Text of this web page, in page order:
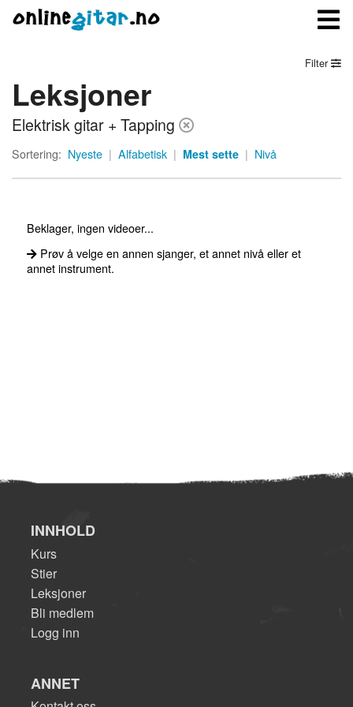
Meny
Logg inn
Filter
Leksjoner
Elektrisk gitar + Tapping
Sortering: Nyeste | Alfabetisk | Mest sette | Nivå
Beklager, ingen videoer...
Prøv å velge en annen sjanger, et annet nivå eller et
annet instrument.
INNHOLD
Kurs
Stier
Leksjoner
Bli medlem
Logg inn
ANNET